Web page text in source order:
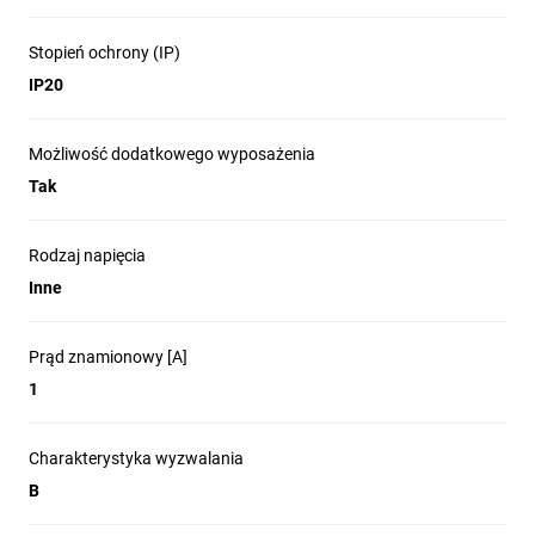
Stopień ochrony (IP)
IP20
Możliwość dodatkowego wyposażenia
Tak
Rodzaj napięcia
Inne
Prąd znamionowy [A]
1
Charakterystyka wyzwalania
B